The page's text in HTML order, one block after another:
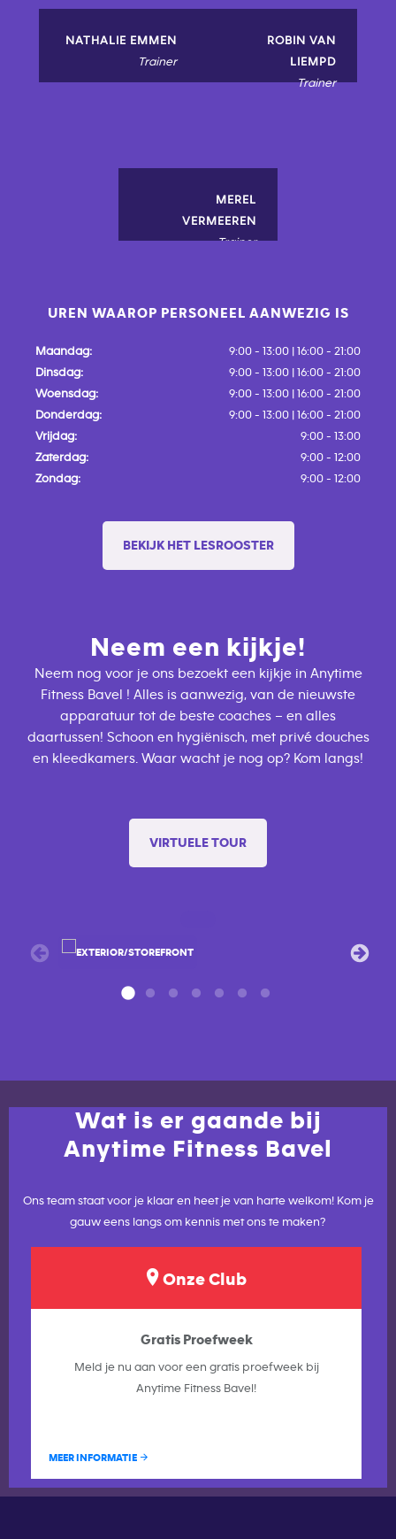
NATHALIE EMMEN
Trainer
ROBIN VAN
LIEMPD
Trainer
MEREL
VERMEEREN
Trainer
UREN WAAROP PERSONEEL AANWEZIG IS
Maandag:
9:00 - 13:00 | 16:00 - 21:00
Dinsdag:
9:00 - 13:00 | 16:00 - 21:00
Woensdag:
9:00 - 13:00 | 16:00 - 21:00
Donderdag:
9:00 - 13:00 | 16:00 - 21:00
Vrijdag:
9:00 - 13:00
Zaterdag:
9:00 - 12:00
Zondag:
9:00 - 12:00
BEKIJK HET LESROOSTER
Neem een kijkje!
Neem nog voor je ons bezoekt een kijkje in Anytime
Fitness Bavel ! Alles is aanwezig, van de nieuwste
apparatuur tot de beste coaches – en alles
daartussen! Schoon en hygiënisch, met privé douches
en kleedkamers. Waar wacht je nog op? Kom langs!
VIRTUELE TOUR
Wat is er gaande bij
Anytime Fitness Bavel
Ons team staat voor je klaar en heet je van harte welkom! Kom je
gauw eens langs om kennis met ons te maken?
Onze Club
Gratis Proefweek
Meld je nu aan voor een gratis proefweek bij
Anytime Fitness Bavel!
MEER INFORMATIE